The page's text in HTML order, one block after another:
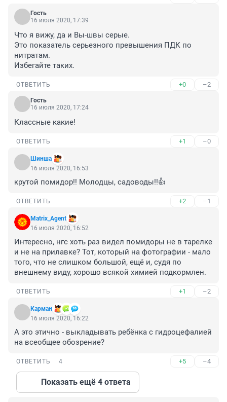
Гость
16 июля 2020, 17:39
Что я вижу, да и Вы-швы серые.
Это показатель серьезного превышения ПДК по
нитратам.
Избегайте таких.
ОТВЕТИТЬ +0 –2
Гость
16 июля 2020, 17:24
Классные какие!
ОТВЕТИТЬ +1 –0
Шинша
16 июля 2020, 16:53
крутой помидор!! Молодцы, садоводы!!👍
ОТВЕТИТЬ +2 –1
Matrix_Agent
16 июля 2020, 16:52
Интересно, нгс хоть раз видел помидоры не в тарелке
и не на прилавке? Тот, который на фотографии - мало
того, что не слишком большой, ещё и, судя по
внешнему виду, хорошо всякой химией подкормлен.
ОТВЕТИТЬ +1 –2
Карман
16 июля 2020, 16:22
А это этично - выкладывать ребёнка с гидроцефалией
на всеобщее обозрение?
ОТВЕТИТЬ 4 +5 –4
Показать ещё 4 ответа